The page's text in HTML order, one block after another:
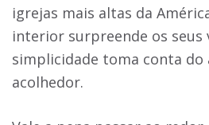
igrejas mais altas da
interior surpreende os seus
simplicidade toma conta do
acolhedor.